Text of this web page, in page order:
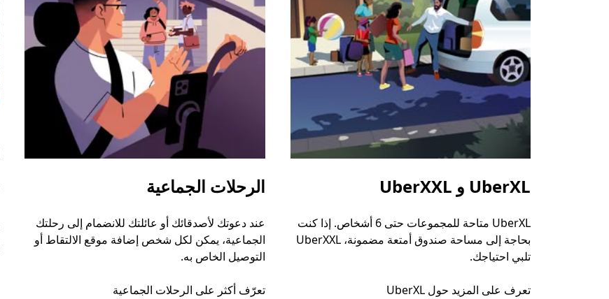
UberXL و UberXXL
UberXL متاحة للمجموعات حتى 6 أشخاص. إذا كنت
بحاجة إلى مساحة صندوق أمتعة مضمونة، UberXXL
تلبي احتياجك.
تعرف على المزيد حول UberXL
الرحلات الجماعية
عند دعوتك لأصدقائك أو عائلتك للانضمام إلى رحلتك
الجماعية، يمكن لكل شخص إضافة موقع الالتقاط أو
التوصيل الخاص به.
تعرّف أكثر على الرحلات الجماعية